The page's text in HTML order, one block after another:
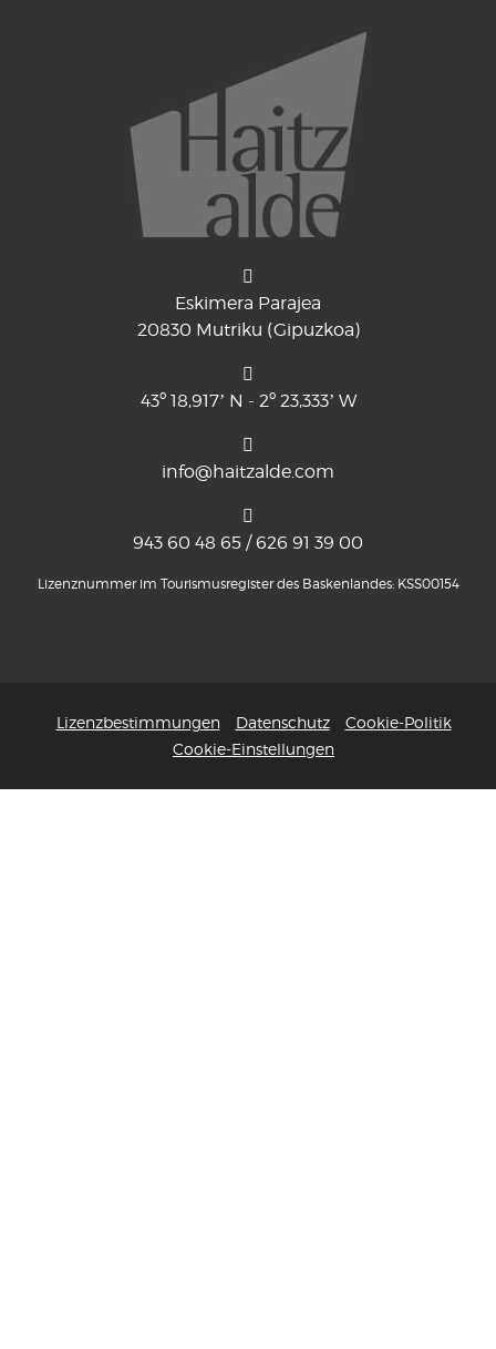
Eskimera Parajea
20830 Mutriku (Gipuzkoa)
43º 18,917’ N - 2º 23,333’ W
info@haitzalde.com
943 60 48 65 / 626 91 39 00
Lizenznummer im Tourismusregister des Baskenlandes: KSS00154
Lizenzbestimmungen Datenschutz
Cookie-Politik
Cookie-Einstellungen